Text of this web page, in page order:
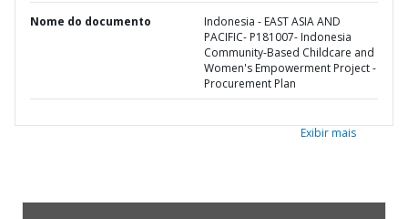
Nome do documento
Indonesia - EAST ASIA AND
PACIFIC- P181007- Indonesia
Community-Based Childcare and
Women's Empowerment Project -
Procurement Plan
Exibir mais